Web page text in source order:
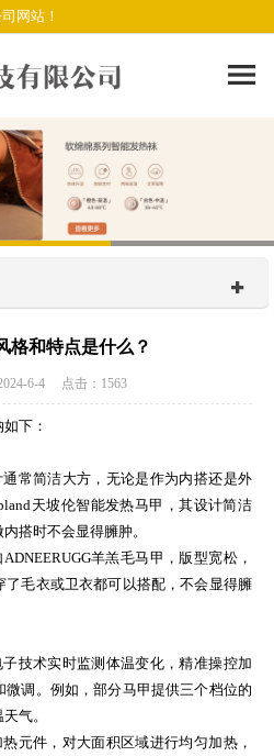
网站！
格和特点是什么？
6-4 点击：1563
下：
常简洁大方，无论是作为内搭还是外
天坡伦智能发热马甲，其设计简洁
搭时不会显得臃肿。
羊羔毛马甲，版型宽松，
毛衣或卫衣都可以搭配，不会显得臃
技术实时监测体温变化，精准操控加
调。例如，部分马甲提供三个档位的
气。
元件，对大面积区域进行均匀加热，